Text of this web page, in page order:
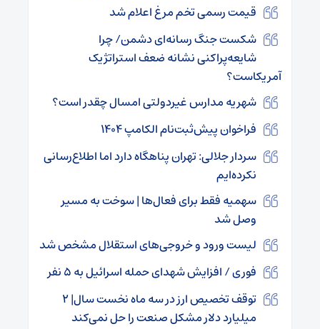
قیمت رسمی تخم مرغ اعلام شد
شکست جنگ رسانه‌ای دشمن/ چرا
شایعه‌پراکنی نشانه ضعف استراتژیک
آمریکاست؟
شهریه مدارس غیردولتی امسال چقدر است؟
فراخوان پیش‌ثبت‌نام الکامپ ۱۴۰۴
سردار جلالی: تهران پناهگاه دارد اما اطلاع‌رسانی
نکرده‌ایم
سهمیه فقط برای فعال‌ها | سوخت به مسیر
وصل شد
لیست ورود و خروجی‌های استقلال مشخص شد
فوری / افزایش شهدای حمله اسرائیل به ۵ نفر
توقف تخصیص ارز در سه ماه نخست سال| ۲
میلیارد دلار مشکل صنعت را حل نمی‌کند